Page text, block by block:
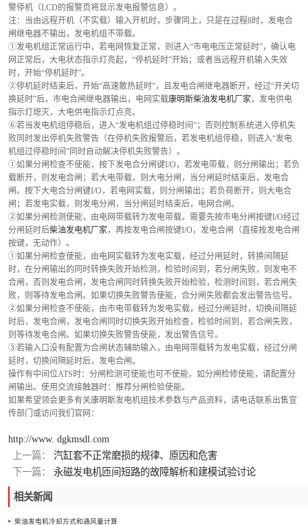
警停机（LCD的报警页将显示发电报警信息）。
注：当由远程开机（不实载）输入开机时，步骤同上，只是在过程8时，发电合
闸继电器不输出，发电机组不带载。
①发电机组正常运行中，若电网恢复正常，则进入“市电电压正常延时”，确认电
网正常后，大电状态指示灯亮起，“停机延时”开始；或者当远程开机输入失效
时，开始“停机延时”。
②停机延时结束后，开始“高速散热延时”，且发电合闸继电器断开，经过“开关切
换延时”后，市电合闸继电器输出，电网实载康明斯柴油发电机厂家，发电供电
指示灯熄灭，大电供电指示灯点亮。
⑥若当发电机组停稳后，进入“发电机组过停稳时间”；否则控制系统进入停机失
败同时发出停机失败警告（在停机失败报警后，若发电机组停稳，则进入“发电
机组过停稳时间”同时自动解决停机失败警告）。
①如果分闸检查不使能，按下发电合分闸键I/O，若发电带载，则分闸输出；若负
载断开，则发电合闸；若大电带载，则大电分闸，当分闸延时结束后，发电合
闸。按下大电合分闸键I/O，若电网实载，则分闸输出；若负荷断开，则大电合
闸；若发电实载，则发电分闸，当分闸延时结束后，电网合闸。
②如果分闸检测使能，由电网带载转为发电带载，需要先按市电分闸按键I/O经过
分闸延时后柴油发电机厂家，再按发电合闸按键I/O，发电合闸（直接按发电合闸
按键，无动作）。
①如果分闸检查使能，由电网实载转为发电实载，经过分闸延时，转换间隔延
时，在分闸输出的同时转换失败开始检测，检验时间到，若分闸失败，则发电不
合闸，否则发电合闸，发电合闸同时转换失败开始检验，检测时间到，若合闸失
败，则等待发电合闸。如果切换失败警告使能，合分闸失败都会发出警告信号。
②如果分闸检查不使能，由市电带载转为发电实载，经过分闸延时，切换间隔延
时后，发电合闸，发电合闸同时切换失败开始检查，检验时间到，若合闸失败，
则等待发电合闸。如果切换失败警告使能，发出警告信号。
③若输入口没有配置为合闸状态辅助输入，由电网带载转为发电实载，经过分闸
延时，切换间隔延时后，发电合闸。
操作有中间位ATS时：分闸检测可使能也可不使能，如分闸检修使能，请配置分
闸输出。使用交流接触器时：推荐分闸检验使能。
如果希望领会更多有关康明斯发电机组技术参数与产品资料，请电话联系出售宣
传部门或访问我们官网：
http://www. dgkmsdl.com
上一篇：
汽缸套不正常磨损的规律、原因和危害
下一篇：
永磁发电机匝间短路的故障解析和建模试验讨论
相关新闻
柴油发电机冷却方式和通风量计算